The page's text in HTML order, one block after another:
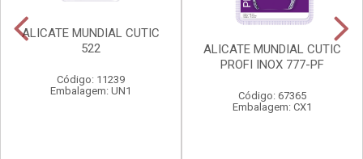
ALICATE MUNDIAL CUTIC
522
Código: 11239
Embalagem: UN1
ALICATE MUNDIAL CUTIC
PROFI INOX 777-PF
Código: 67365
Embalagem: CX1